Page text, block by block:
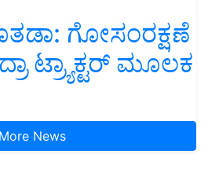
ಗೋಸಂರಕ್ಷಣೆ
ಟ್ರ್ಯಾಕ್ಟರ್ ಮೂಲಕ
More News